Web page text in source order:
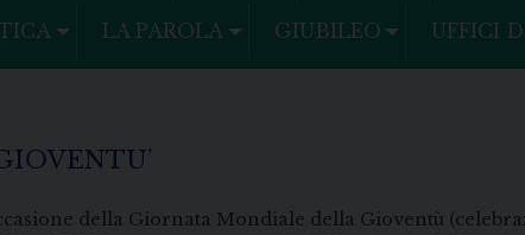
LA PAROLA GIUBILEO UFFICI
della Giornata Mondiale della Gioventù